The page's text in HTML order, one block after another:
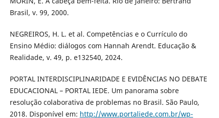
Brasil, v. 99, 2000.
NEGREIROS, H. L. et al. Competências e o Currículo do
Ensino Médio: diálogos com Hannah Arendt. Educação &
Realidade, v. 49, p. e132540, 2024.
PORTAL INTERDISCIPLINARIDADE E EVIDÊNCIAS NO DEBATE
EDUCACIONAL – PORTAL IEDE. Um panorama sobre
resolução colaborativa de problemas no Brasil. São Paulo,
2018. Disponível em: http://www.portaliede.com.br/wp-